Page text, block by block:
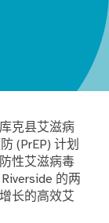
克县艾滋病
(PrEP) 计划
性艾滋病毒
的两
长的高效艾